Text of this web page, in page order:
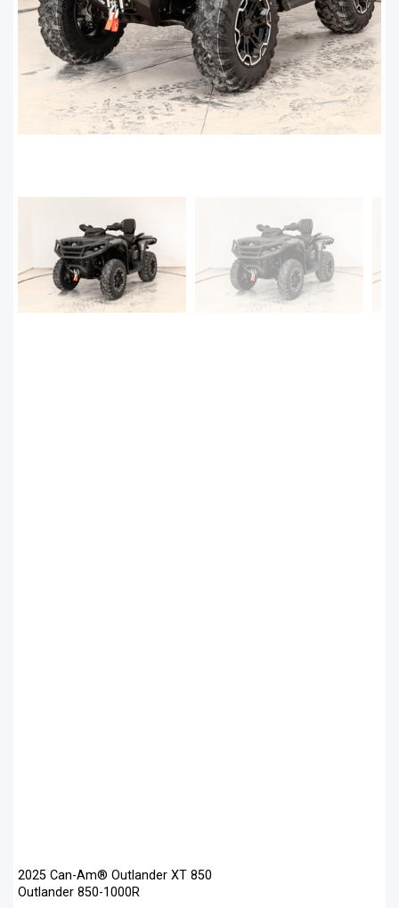
2025 Can-Am® Outlander XT 850
Outlander 850-1000R